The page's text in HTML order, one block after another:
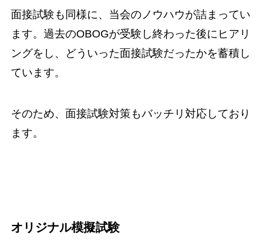
面接試験も同様に、当会のノウハウが詰まってい
ます。過去のOBOGが受験し終わった後にヒアリ
ングをし、どういった面接試験だったかを蓄積し
ています。
そのため、面接試験対策もバッチリ対応しており
ます。
オリジナル模擬試験